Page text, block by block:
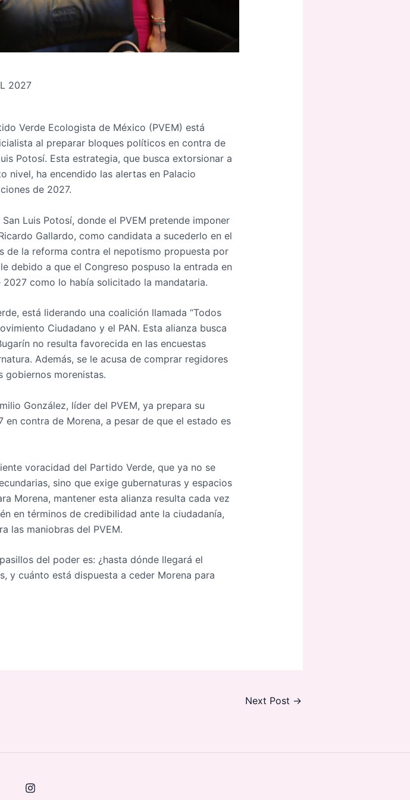
2027
Verde Ecologista de México (PVEM) está
al preparar bloques políticos en contra de
Potosí. Esta estrategia, que busca extorsionar a
nivel, ha encendido las alertas en Palacio
de 2027.
Luis Potosí, donde el PVEM pretende imponer
Gallardo, como candidata a sucederlo en el
de la reforma contra el nepotismo propuesta por
debido a que el Congreso pospuso la entrada en
como lo había solicitado la mandataria.
está liderando una coalición llamada “Todos
Ciudadano y el PAN. Esta alianza busca
no resulta favorecida en las encuestas
Además, se le acusa de comprar regidores
gobiernos morenistas.
González, líder del PVEM, ya prepara su
contra de Morena, a pesar de que el estado es
voracidad del Partido Verde, que ya no se
sino que exige gubernaturas y espacios
Morena, mantener esta alianza resulta cada vez
en términos de credibilidad ante la ciudadanía,
las maniobras del PVEM.
del poder es: ¿hasta dónde llegará el
y cuánto está dispuesta a ceder Morena para
Next Post →